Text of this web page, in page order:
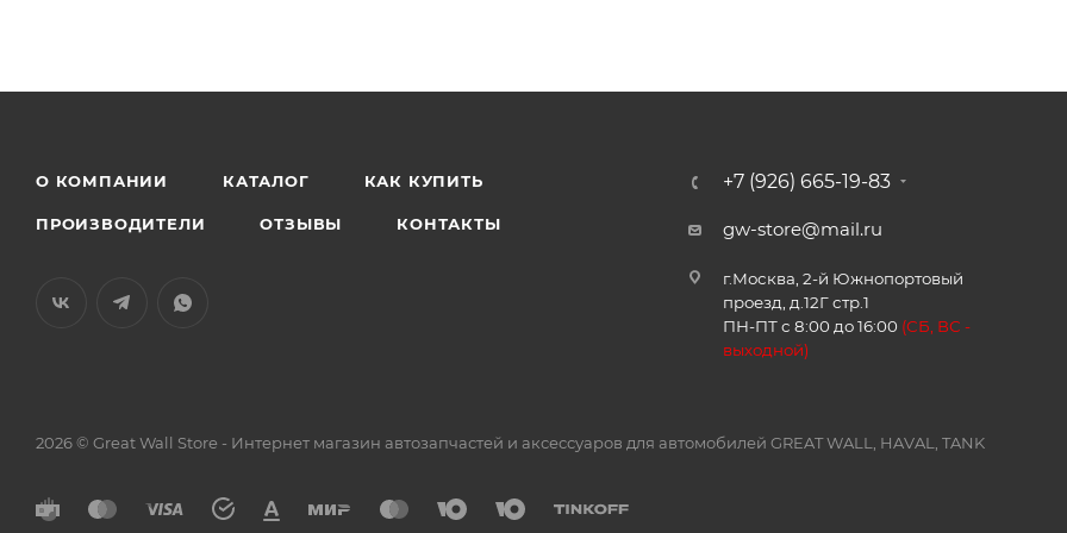
О КОМПАНИИ КАТАЛОГ КАК КУПИТЬ
ПРОИЗВОДИТЕЛИ ОТЗЫВЫ КОНТАКТЫ
+7 (926) 665-19-83
gw-store@mail.ru
г.Москва, 2-й Южнопортовый
проезд, д.12Г стр.1
ПН-ПТ с 8:00 до 16:00 (СБ, ВС -
выходной)
2026 © Great Wall Store - Интернет магазин автозапчастей и аксессуаров для автомобилей GREAT WALL, HAVAL, TANK